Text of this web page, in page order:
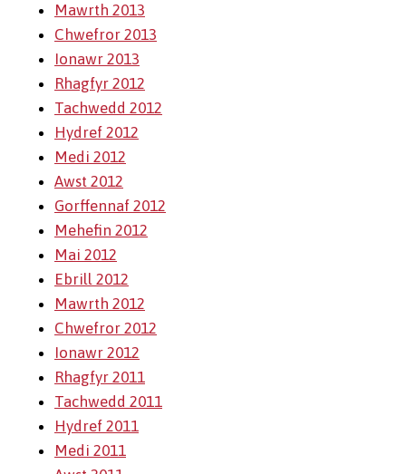
Mawrth 2013
Chwefror 2013
Ionawr 2013
Rhagfyr 2012
Tachwedd 2012
Hydref 2012
Medi 2012
Awst 2012
Gorffennaf 2012
Mehefin 2012
Mai 2012
Ebrill 2012
Mawrth 2012
Chwefror 2012
Ionawr 2012
Rhagfyr 2011
Tachwedd 2011
Hydref 2011
Medi 2011